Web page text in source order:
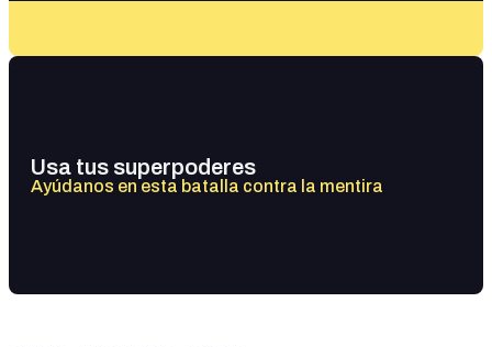
Usa tus superpoderes
Ayúdanos en esta batalla contra la mentira